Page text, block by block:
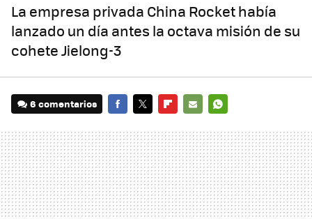
La empresa privada China Rocket había
lanzado un día antes la octava misión de su
cohete Jielong-3
6 comentarios
MAIL